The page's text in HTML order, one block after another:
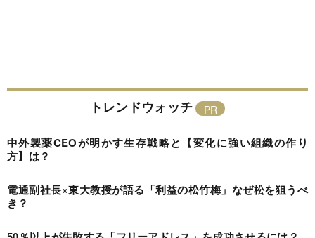
トレンドウォッチ
中外製薬CEOが明かす生存戦略と【変化に強い組織の作り
方】は？
電通副社長×東大教授が語る「利益の松竹梅」なぜ松を狙うべ
き？